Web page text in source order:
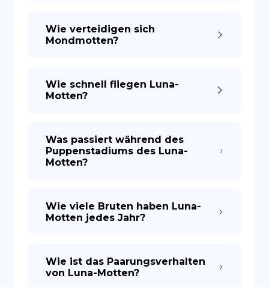
Wie verteidigen sich
Mondmotten?
Wie schnell fliegen Luna-
Motten?
Was passiert während des
Puppenstadiums des Luna-
Motten?
Wie viele Bruten haben Luna-
Motten jedes Jahr?
Wie ist das Paarungsverhalten
von Luna-Motten?